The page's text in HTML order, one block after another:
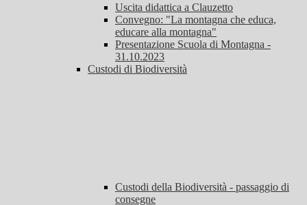
Uscita didattica a Clauzetto
Convegno: "La montagna che educa,
educare alla montagna"
Presentazione Scuola di Montagna -
31.10.2023
Custodi di Biodiversità
Custodi della Biodiversità - passaggio di
consegne